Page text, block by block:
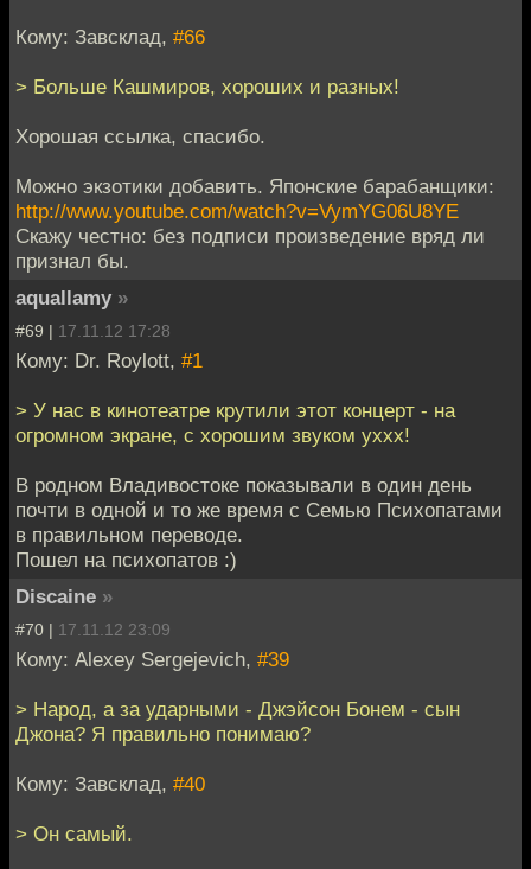
Кому: Завсклад, #66
> Больше Кашмиров, хороших и разных!
Хорошая ссылка, спасибо.
Можно экзотики добавить. Японские барабанщики:
http://www.youtube.com/watch?v=VymYG06U8YE
Скажу честно: без подписи произведение вряд ли
признал бы.
aquallamy »
#69 | 17.11.12 17:28
Кому: Dr. Roylott, #1
> У нас в кинотеатре крутили этот концерт - на
огромном экране, с хорошим звуком уххх!
В родном Владивостоке показывали в один день
почти в одной и то же время с Семью Психопатами
в правильном переводе.
Пошел на психопатов :)
Discaine »
#70 | 17.11.12 23:09
Кому: Alexey Sergejevich, #39
> Народ, а за ударными - Джэйсон Бонем - сын
Джона? Я правильно понимаю?
Кому: Завсклад, #40
> Он самый.